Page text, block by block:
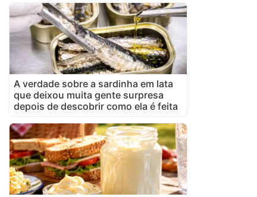
A verdade sobre a sardinha em lata
que deixou muita gente surpresa
depois de descobrir como ela é feita